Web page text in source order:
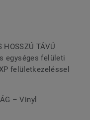
HOSSZÚ TÁVÚ
egységes felületi
felületkezeléssel
– Vinyl